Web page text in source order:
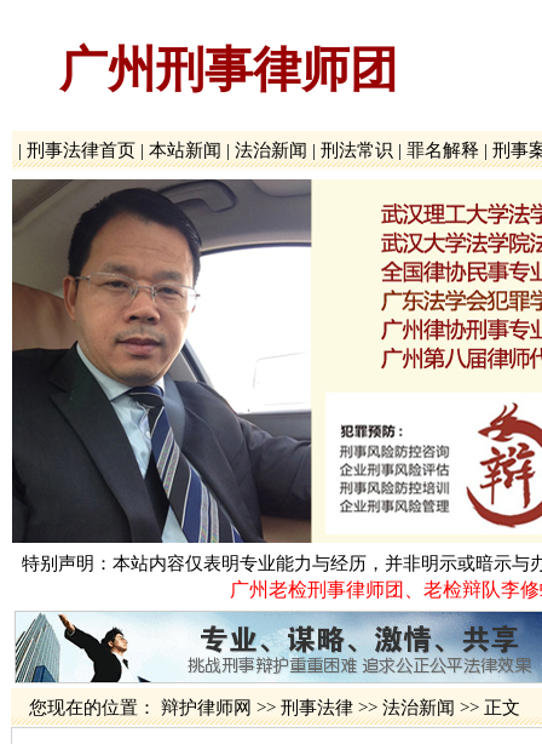
广州刑事律师团
| 刑事法律首页 | 本站新闻 | 法治新闻 | 刑法常识 | 罪名解释 | 刑事
特别声明：本站内容仅表明专业能力与经历，并非明示或暗示
广州老检刑事律师团、老检辩队李
您现在的位置： 辩护律师网 >> 刑事法律 >> 法治新闻 >> 正文